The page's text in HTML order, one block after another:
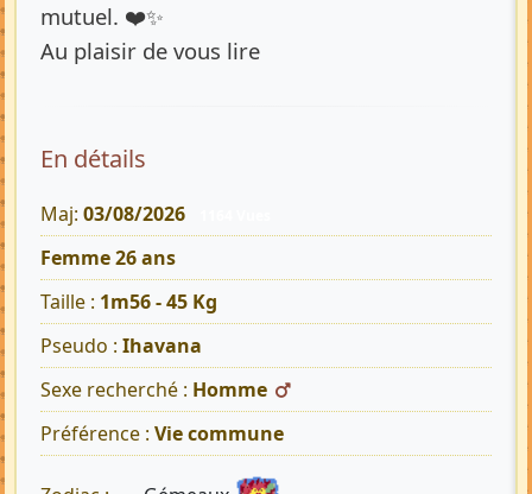
mutuel. ❤️✨
Au plaisir de vous lire
En détails
Maj: 03/08/2026
Femme 26 ans
Taille : 1m56 - 45 Kg
Pseudo : Ihavana
Sexe recherché : Homme
Préférence : Vie commune